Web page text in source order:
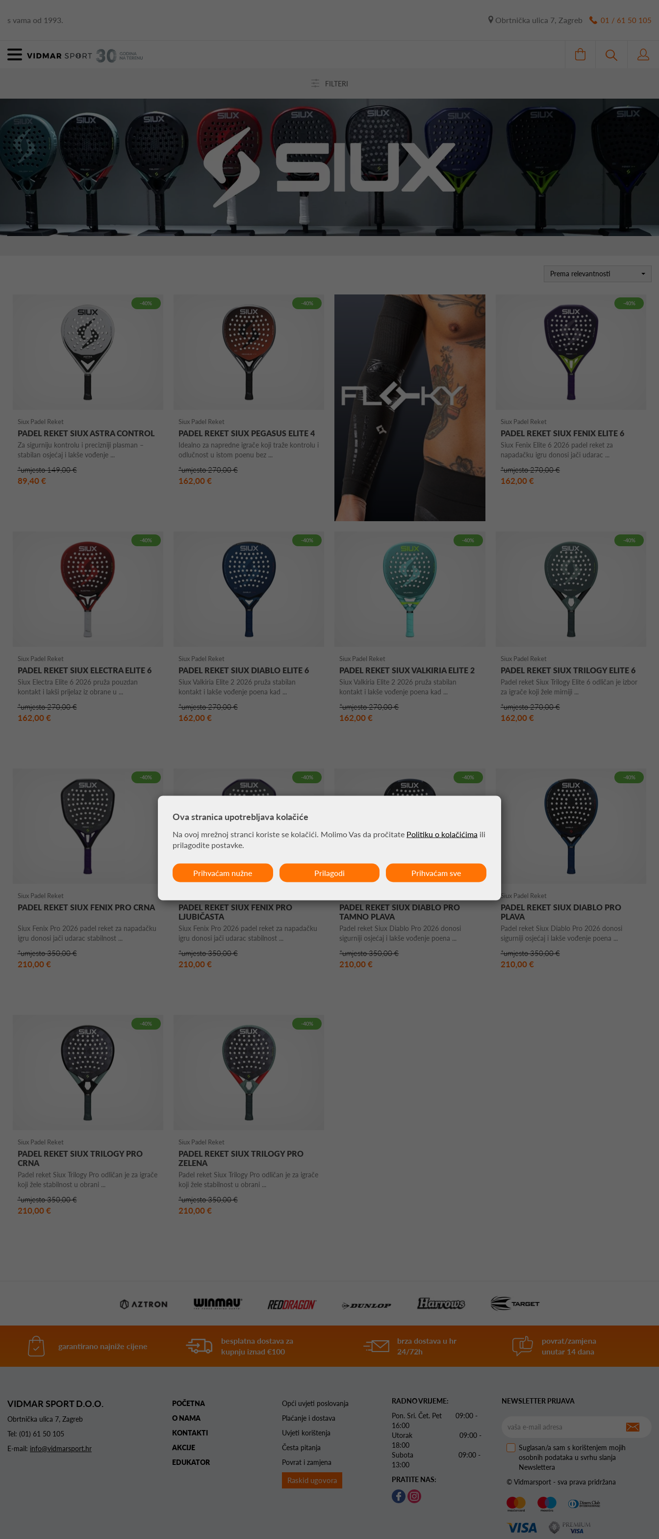
s vama od 1993. Obrtnička ulica 7, Zagreb 01 / 61 50 105
FILTERI
Prema relevantnosti
-40%
Siux Padel Reket
PADEL REKET SIUX ASTRA CONTROL
Za sigurniju kontrolu i precizniji plasman –
stabilan osjećaj i lakše vođenje ...
*umjesto 149,00 €
89,40 €
-40%
Siux Padel Reket
PADEL REKET SIUX PEGASUS ELITE 4
Idealno za napredne igrače koji traže kontrolu i
odlučnost u istom poenu bez ...
*umjesto 270,00 €
162,00 €
-40%
Siux Padel Reket
PADEL REKET SIUX FENIX ELITE 6
Siux Fenix Elite 6 2026 padel reket za
napadačku igru donosi jači udarac ...
*umjesto 270,00 €
162,00 €
-40%
Siux Padel Reket
PADEL REKET SIUX ELECTRA ELITE 6
Siux Electra Elite 6 2026 pruža pouzdan
kontakt i lakši prijelaz iz obrane u ...
*umjesto 270,00 €
162,00 €
-40%
Siux Padel Reket
PADEL REKET SIUX DIABLO ELITE 6
Siux Valkiria Elite 2 2026 pruža stabilan
kontakt i lakše vođenje poena kad ...
*umjesto 270,00 €
162,00 €
-40%
Siux Padel Reket
PADEL REKET SIUX VALKIRIA ELITE 2
Siux Valkiria Elite 2 2026 pruža stabilan
kontakt i lakše vođenje poena kad ...
*umjesto 270,00 €
162,00 €
-40%
Siux Padel Reket
PADEL REKET SIUX TRILOGY ELITE 6
Padel reket Siux Trilogy Elite 6 odličan je izbor
za igrače koji žele mirniji ...
*umjesto 270,00 €
162,00 €
-40%
Siux Padel Reket
PADEL REKET SIUX FENIX PRO CRNA
Siux Fenix Pro 2026 padel reket za napadačku
igru donosi jači udarac stabilnost ...
*umjesto 350,00 €
210,00 €
-40%
PADEL REKET SIUX FENIX PRO
LJUBIČASTA
Siux Fenix Pro 2026 padel reket za napadačku
igru donosi jači udarac stabilnost ...
*umjesto 350,00 €
210,00 €
-40%
PADEL REKET SIUX DIABLO PRO
TAMNO PLAVA
Padel reket Siux Diablo Pro 2026 donosi
sigurniji osjećaj i lakše vođenje poena ...
*umjesto 350,00 €
210,00 €
-40%
Siux Padel Reket
PADEL REKET SIUX DIABLO PRO
PLAVA
Padel reket Siux Diablo Pro 2026 donosi
sigurniji osjećaj i lakše vođenje poena ...
*umjesto 350,00 €
210,00 €
-40%
Siux Padel Reket
PADEL REKET SIUX TRILOGY PRO
CRNA
Padel reket Siux Trilogy Pro odličan je za igrače
koji žele stabilnost u obrani ...
*umjesto 350,00 €
210,00 €
-40%
Siux Padel Reket
PADEL REKET SIUX TRILOGY PRO
ZELENA
Padel reket Siux Trilogy Pro odličan je za igrače
koji žele stabilnost u obrani ...
*umjesto 350,00 €
210,00 €
garantirano najniže cijene
besplatna dostava za
kupnju iznad €100
brza dostava u hr
24/72h
povrat/zamjena
unutar 14 dana
VIDMAR SPORT D.O.O.
Obrtnička ulica 7, Zagreb
Tel: (01) 61 50 105
E-mail: info@vidmarsport.hr
POČETNA
O NAMA
KONTAKTI
AKCIJE
EDUKATOR
Opći uvjeti poslovanja
Plaćanje i dostava
Uvjeti korištenja
Česta pitanja
Povrat i zamjena
Raskid ugovora
RADNO VRIJEME:
Pon. Sri. Čet. Pet 09:00 -
16:00
Utorak 09:00 -
18:00
Subota 09:00 -
13:00
PRATITE NAS:
NEWSLETTER PRIJAVA
Suglasan/a sam s korištenjem mojih
osobnih podataka u svrhu slanja
Newslettera
© Vidmarsport - sva prava pridržana
Ova stranica upotrebljava kolačiće
Na ovoj mrežnoj stranci koriste se kolačići. Molimo Vas da pročitate Politiku o kolačićima ili
prilagodite postavke.
Prihvaćam nužne Prilagodi Prihvaćam sve